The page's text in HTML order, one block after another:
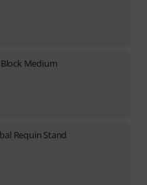
Medium
Requin Stand